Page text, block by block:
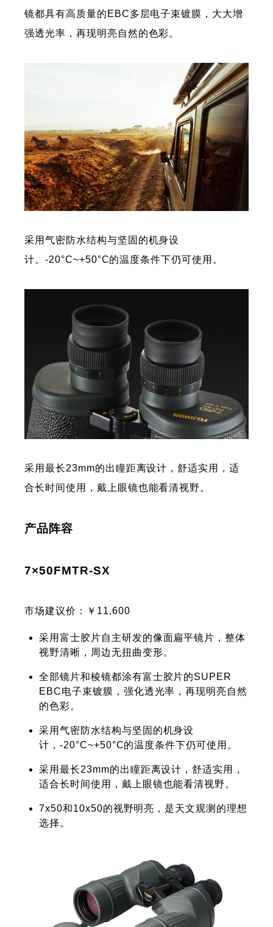
镜都具有高质量的EBC多层电子束镀膜，大大增
强透光率，再现明亮自然的色彩。
采用气密防水结构与坚固的机身设
计。-20°C~+50°C的温度条件下仍可使用。
采用最长23mm的出瞳距离设计，舒适实用，适
合长时间使用，戴上眼镜也能看清视野。
产品阵容
7×50FMTR-SX
市场建议价：￥11,600
采用富士胶片自主研发的像面扁平镜片，整体
视野清晰，周边无扭曲变形。
全部镜片和棱镜都涂有富士胶片的SUPER
EBC电子束镀膜，强化透光率，再现明亮自然
的色彩。
采用气密防水结构与坚固的机身设
计，-20°C~+50°C的温度条件下仍可使用。
采用最长23mm的出瞳距离设计，舒适实用，
适合长时间使用，戴上眼镜也能看清视野。
7x50和10x50的视野明亮，是天文观测的理想
选择。